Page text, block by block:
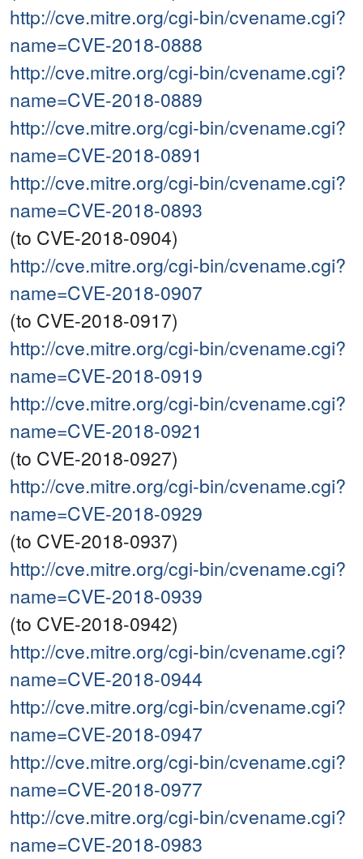
http://cve.mitre.org/cgi-bin/cvename.cgi?
name=CVE-2018-0888
http://cve.mitre.org/cgi-bin/cvename.cgi?
name=CVE-2018-0889
http://cve.mitre.org/cgi-bin/cvename.cgi?
name=CVE-2018-0891
http://cve.mitre.org/cgi-bin/cvename.cgi?
name=CVE-2018-0893
(to CVE-2018-0904)
http://cve.mitre.org/cgi-bin/cvename.cgi?
name=CVE-2018-0907
(to CVE-2018-0917)
http://cve.mitre.org/cgi-bin/cvename.cgi?
name=CVE-2018-0919
http://cve.mitre.org/cgi-bin/cvename.cgi?
name=CVE-2018-0921
(to CVE-2018-0927)
http://cve.mitre.org/cgi-bin/cvename.cgi?
name=CVE-2018-0929
(to CVE-2018-0937)
http://cve.mitre.org/cgi-bin/cvename.cgi?
name=CVE-2018-0939
(to CVE-2018-0942)
http://cve.mitre.org/cgi-bin/cvename.cgi?
name=CVE-2018-0944
http://cve.mitre.org/cgi-bin/cvename.cgi?
name=CVE-2018-0947
http://cve.mitre.org/cgi-bin/cvename.cgi?
name=CVE-2018-0977
http://cve.mitre.org/cgi-bin/cvename.cgi?
name=CVE-2018-0983